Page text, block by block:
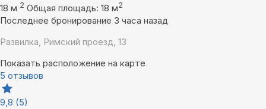
18 м 2 Общая площадь: 18 м2
Последнее бронирование 3 часа назад
Развилка, Римский проезд, 13
Показать расположение на карте
5 отзывов
9,8 (5)